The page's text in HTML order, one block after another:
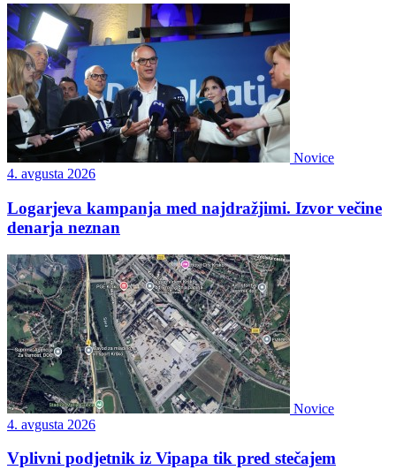
Novice
4. avgusta 2026
Logarjeva kampanja med najdražjimi. Izvor večine
denarja neznan
Novice
4. avgusta 2026
Vplivni podjetnik iz Vipapa tik pred stečajem